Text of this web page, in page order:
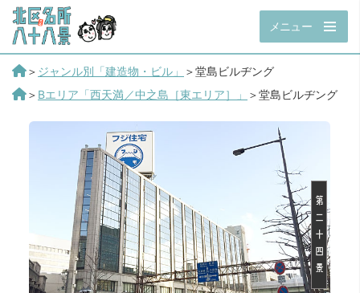
メニュー
＞ ジャンル別「建造物・ビル」
＞堂島ビルヂング
＞ Bエリア「西天満／中之島［東エリア］」 ＞堂島ビルヂング
第
二
十
四
景